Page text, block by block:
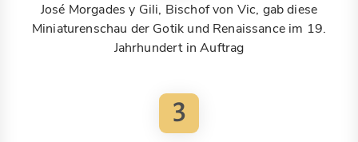
José Morgades y Gili, Bischof von Vic, gab diese
Miniaturenschau der Gotik und Renaissance im 19.
Jahrhundert in Auftrag
3